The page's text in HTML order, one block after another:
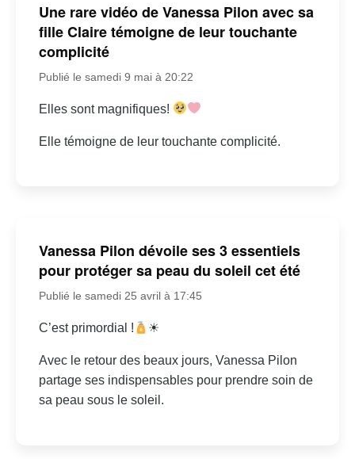
Une rare vidéo de Vanessa Pilon avec sa
fille Claire témoigne de leur touchante
complicité
Publié le samedi 9 mai à 20:22
Elles sont magnifiques!
Elle témoigne de leur touchante complicité.
Vanessa Pilon dévoile ses 3 essentiels
pour protéger sa peau du soleil cet été
Publié le samedi 25 avril à 17:45
C’est primordial ! ☀
Avec le retour des beaux jours, Vanessa Pilon
partage ses indispensables pour prendre soin de
sa peau sous le soleil.